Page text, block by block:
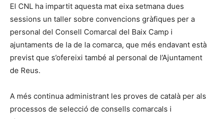
El CNL ha impartit aquesta mat eixa setmana dues
sessions un taller sobre convencions gràfiques per a
personal del Consell Comarcal del Baix Camp i
ajuntaments de la de la comarca, que més endavant està
previst que s’ofereixi també al personal de l’Ajuntament
de Reus.
A més continua administrant les proves de català per als
processos de selecció de consells comarcals i